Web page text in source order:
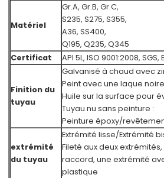
Matériel
Gr.A, Gr.B, Gr.C,
S235, S275, S355,
A36, SS400,
Q195, Q235, Q345
Certificat
API 5L, ISO 9001:2008, SGS,
Finition du
tuyau
Galvanisé à chaud avec
Peint avec une laque
Huile sur la surface pour
Tuyau nu sans peinture :
Peinture époxy/
extrémité
du tuyau
Extrémité lisse/Extrémité
Fileté aux deux
raccord, une extrémité
plastique